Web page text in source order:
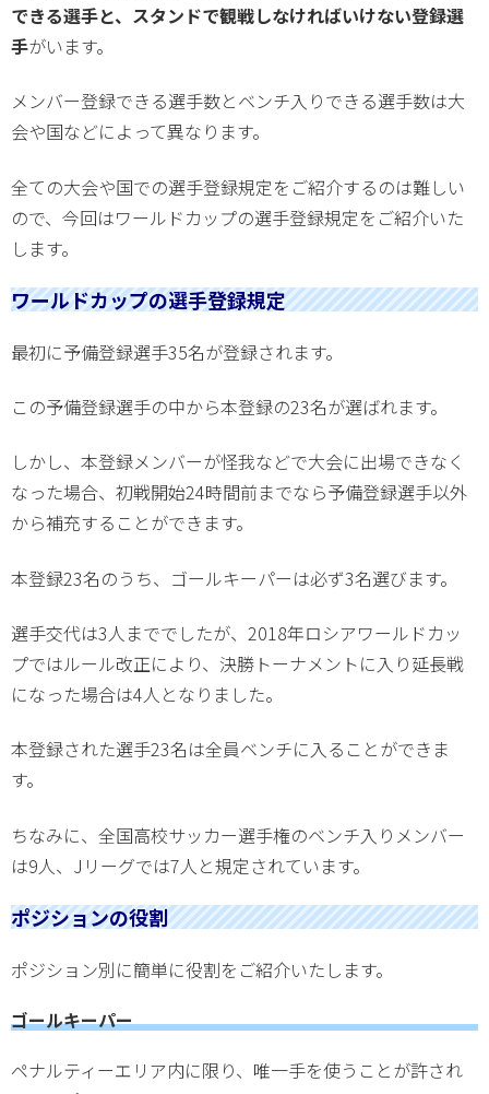
できる選手と、スタンドで観戦しなければいけない登録選
手がいます。
メンバー登録できる選手数とベンチ入りできる選手数は大
会や国などによって異なります。
全ての大会や国での選手登録規定をご紹介するのは難しい
ので、今回はワールドカップの選手登録規定をご紹介いた
します。
ワールドカップの選手登録規定
最初に予備登録選手35名が登録されます。
この予備登録選手の中から本登録の23名が選ばれます。
しかし、本登録メンバーが怪我などで大会に出場できなく
なった場合、初戦開始24時間前までなら予備登録選手以外
から補充することができます。
本登録23名のうち、ゴールキーパーは必ず3名選びます。
選手交代は3人まででしたが、2018年ロシアワールドカッ
プではルール改正により、決勝トーナメントに入り延長戦
になった場合は4人となりました。
本登録された選手23名は全員ベンチに入ることができま
す。
ちなみに、全国高校サッカー選手権のベンチ入りメンバー
は9人、Jリーグでは7人と規定されています。
ポジションの役割
ポジション別に簡単に役割をご紹介いたします。
ゴールキーパー
ペナルティーエリア内に限り、唯一手を使うことが許され